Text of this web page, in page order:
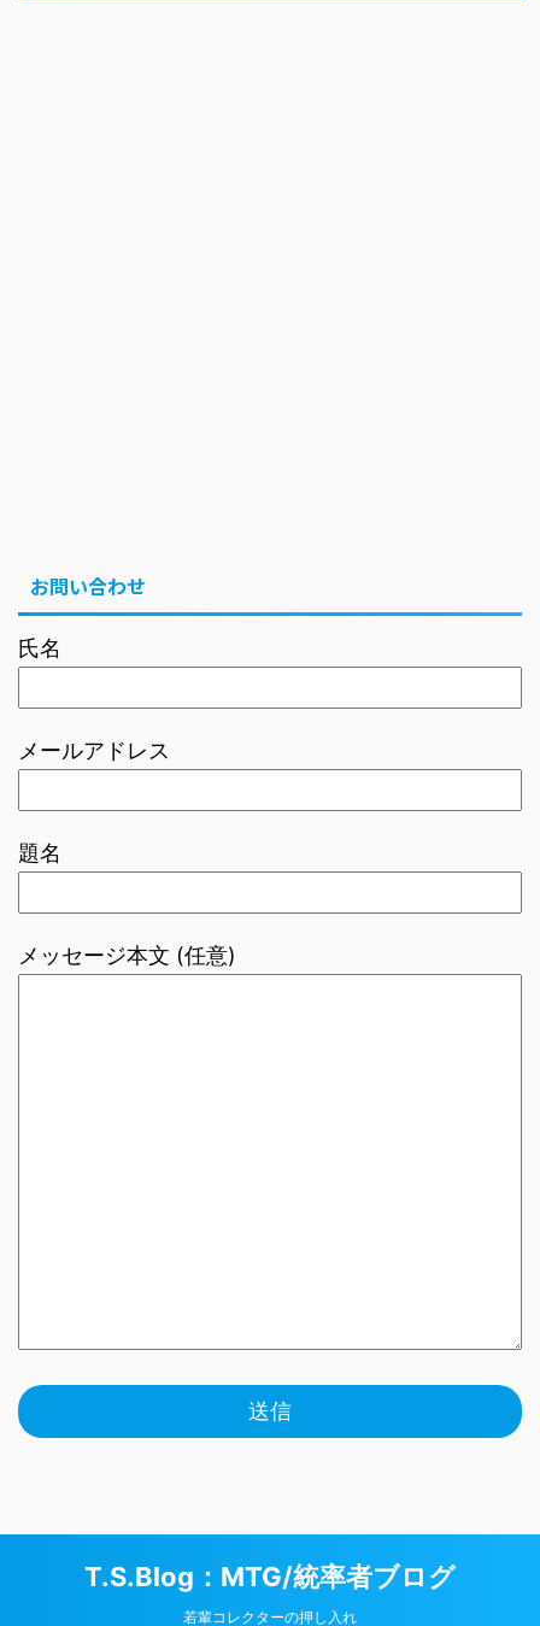
お問い合わせ
氏名
メールアドレス
題名
メッセージ本文 (任意)
T.S.Blog：MTG/統率者ブログ
若輩コレクターの押し入れ